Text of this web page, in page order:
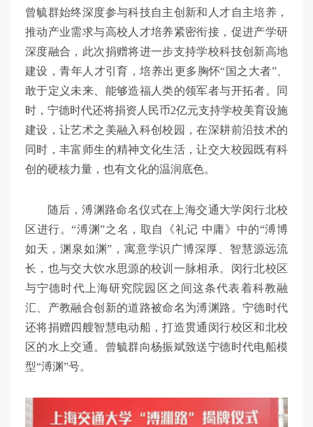
曾毓群始终深度参与科技自主创新和人才自主培养，
推动产业需求与高校人才培养紧密衔接，促进产学研
深度融合，此次捐赠将进一步支持学校科技创新高地
建设，青年人才引育，培养出更多胸怀“国之大者”、
敢于定义未来、能够造福人类的领军者与开拓者。同
时，宁德时代还将捐资人民币2亿元支持学校美育设施
建设，让艺术之美融入科创校园，在深耕前沿技术的
同时，丰富师生的精神文化生活，让交大校园既有科
创的硬核力量，也有文化的温润底色。
随后，溥渊路命名仪式在上海交通大学闵行北校
区进行。“溥渊”之名，取自《礼记 中庸》中的“溥博
如天，渊泉如渊”，寓意学识广博深厚、智慧源远流
长，也与交大饮水思源的校训一脉相承。闵行北校区
与宁德时代上海研究院园区之间这条代表着科教融
汇、产教融合创新的道路被命名为溥渊路。宁德时代
还将捐赠四艘智慧电动船，打造贯通闵行校区和北校
区的水上交通。曾毓群向杨振斌致送宁德时代电船模
型“溥渊”号。